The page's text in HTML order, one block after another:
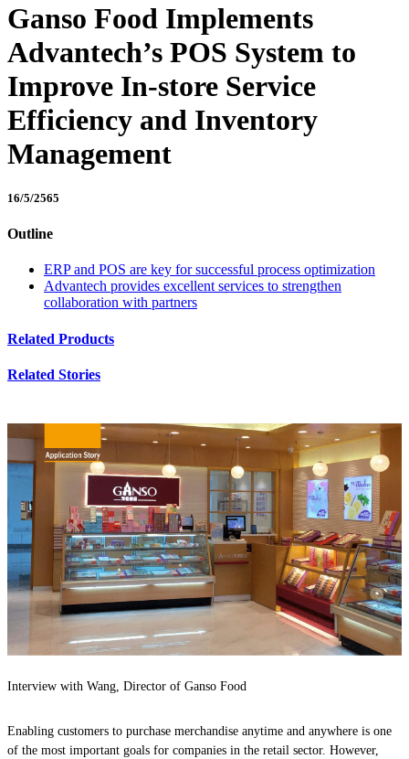
Ganso Food Implements
Advantech’s POS System to
Improve In-store Service
Efficiency and Inventory
Management
16/5/2565
Outline
ERP and POS are key for successful process optimization
Advantech provides excellent services to strengthen
collaboration with partners
Related Products
Related Stories
Interview with Wang, Director of Ganso Food
Enabling customers to purchase merchandise anytime and anywhere is one
of the most important goals for companies in the retail sector. However,